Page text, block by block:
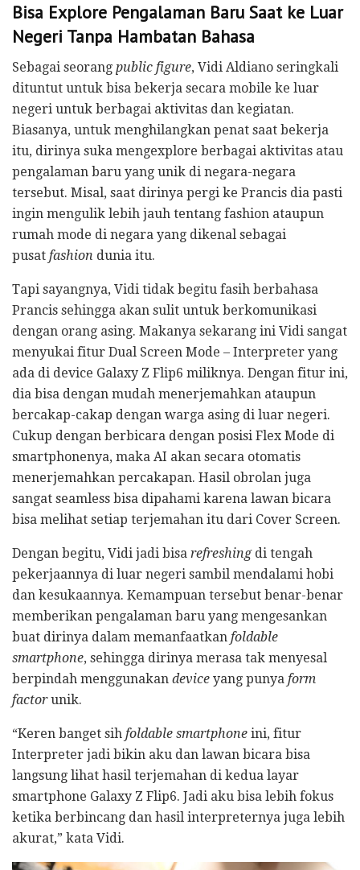
Bisa Explore Pengalaman Baru Saat ke Luar
Negeri Tanpa Hambatan Bahasa
Sebagai seorang public figure, Vidi Aldiano seringkali
dituntut untuk bisa bekerja secara mobile ke luar
negeri untuk berbagai aktivitas dan kegiatan.
Biasanya, untuk menghilangkan penat saat bekerja
itu, dirinya suka mengexplore berbagai aktivitas atau
pengalaman baru yang unik di negara-negara
tersebut. Misal, saat dirinya pergi ke Prancis dia pasti
ingin mengulik lebih jauh tentang fashion ataupun
rumah mode di negara yang dikenal sebagai
pusat fashion dunia itu.
Tapi sayangnya, Vidi tidak begitu fasih berbahasa
Prancis sehingga akan sulit untuk berkomunikasi
dengan orang asing. Makanya sekarang ini Vidi sangat
menyukai fitur Dual Screen Mode – Interpreter yang
ada di device Galaxy Z Flip6 miliknya. Dengan fitur ini,
dia bisa dengan mudah menerjemahkan ataupun
bercakap-cakap dengan warga asing di luar negeri.
Cukup dengan berbicara dengan posisi Flex Mode di
smartphonenya, maka AI akan secara otomatis
menerjemahkan percakapan. Hasil obrolan juga
sangat seamless bisa dipahami karena lawan bicara
bisa melihat setiap terjemahan itu dari Cover Screen.
Dengan begitu, Vidi jadi bisa refreshingdi tengah
pekerjaannya di luar negeri sambil mendalami hobi
dan kesukaannya. Kemampuan tersebut benar-benar
memberikan pengalaman baru yang mengesankan
buat dirinya dalam memanfaatkan foldable
smartphone, sehingga dirinya merasa tak menyesal
berpindah menggunakan device yang punya form
factorunik.
“Keren banget sih foldable smartphone ini, fitur
Interpreter jadi bikin aku dan lawan bicara bisa
langsung lihat hasil terjemahan di kedua layar
smartphone Galaxy Z Flip6. Jadi aku bisa lebih fokus
ketika berbincang dan hasil interpreternya juga lebih
akurat,” kata Vidi.